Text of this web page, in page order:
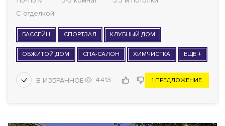
С отделкой
БАССЕЙН СПОРТЗАЛ КЛУБНЫЙ ДОМ
ОБЖИТОЙ ДОМ СПА-САЛОН ХИМЧИСТКА ЕЩЕ +
4413 1 ПРЕДЛОЖЕНИЕ